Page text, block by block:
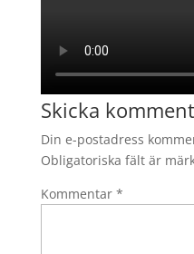
Skicka
Din e-postadress
Obligatoriska fält är
Kommentar *